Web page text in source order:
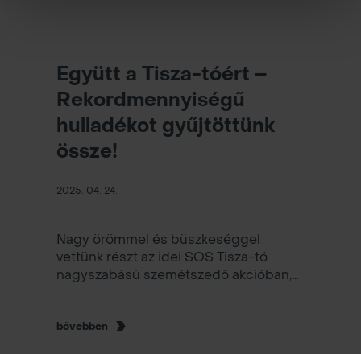
Együtt a Tisza-tóért –
Rekordmennyiségű
hulladékot gyűjtöttünk
össze!
2025. 04. 24.
bővebben
Nagy örömmel és büszkeséggel
vettünk részt az idei SOS Tisza-tó
nagyszabású szemétszedő akcióban,
háromnapos program során rekordot